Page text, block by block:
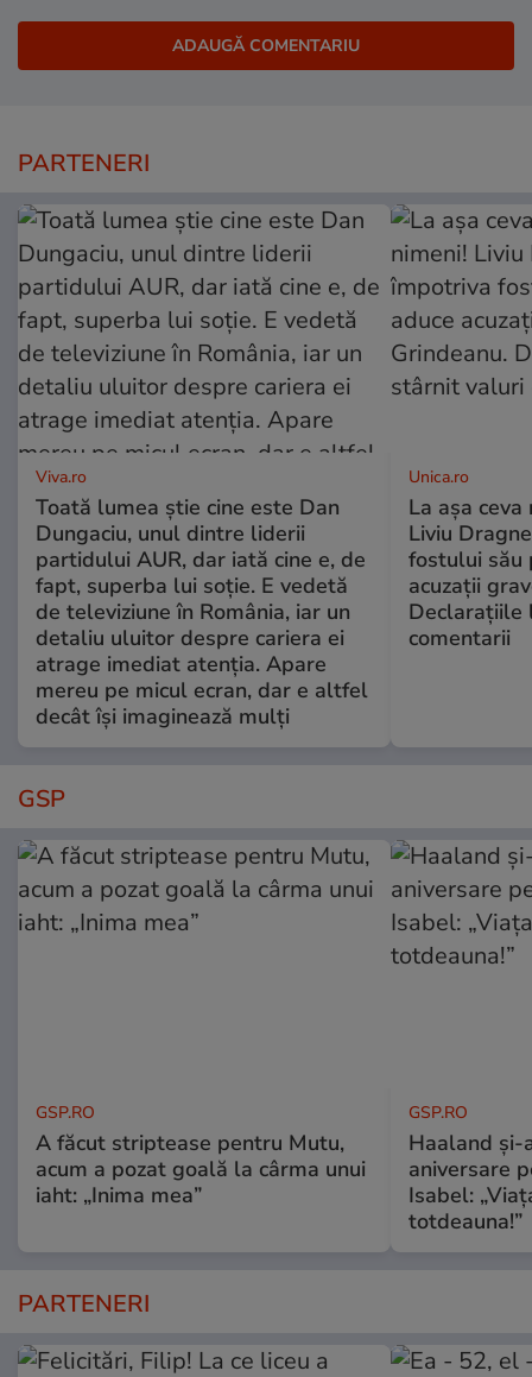
PARTENERI
Viva.ro
Toată lumea știe cine este Dan
Dungaciu, unul dintre liderii
partidului AUR, dar iată cine e, de
fapt, superba lui soție. E vedetă
de televiziune în România, iar un
detaliu uluitor despre cariera ei
atrage imediat atenția. Apare
mereu pe micul ecran, dar e altfel
decât își imaginează mulți
Unica.ro
La așa
Liviu
fostului său
acuzații
Declarațiile
comentarii
GSP
GSP.RO
A făcut striptease pentru Mutu,
acum a pozat goală la cârma unui
iaht: „Inima mea”
GSP.RO
Haaland
aniversare
Isabel:
totdeauna!”
PARTENERI